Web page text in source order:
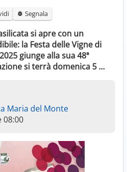
Segnala
si apre con un
la Festa delle Vigne di
giunge alla sua 48ª
si terrà domenica 5 …
Maria del Monte
08:00